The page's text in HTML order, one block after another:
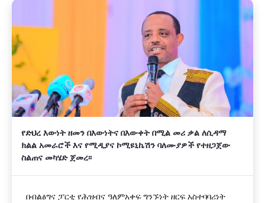
የድህረ እውነት ዘመን በእውነትና በእውቀት በሚል መሪ ቃል ለሲዳማ
ክልል አመራሮች እና የሚዲያና ኮሚዩኒኬሽን ባለሙያዎች የተዘጋጀው
ስልጠና መካሄድ ጀመረ፡፡
በብልፅግና ፓርቲ የሕዝብና ዓለምአቀፍ ግንኙነት ዘርፍ አስተባባሪነት